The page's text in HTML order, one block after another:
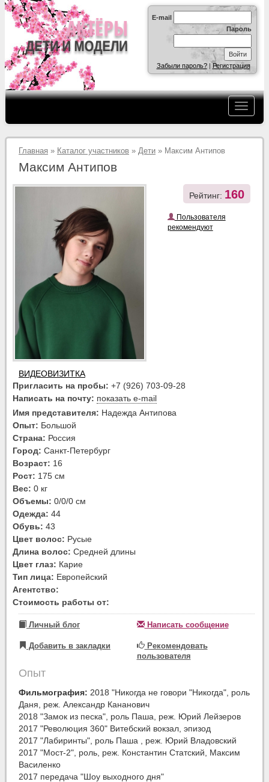
E-mail
Пароль
Забыли пароль?|Регистрация
Главная » Каталог участников » Дети » Максим Антипов
Максим Антипов
ВИДЕОВИЗИТКА
Рейтинг: 160
Пользователя
рекомендуют
Пригласить на пробы: +7 (926) 703-09-28
Написать на почту: показать e-mail
Имя представителя: Надежда Антипова
Опыт: Большой
Страна: Россия
Город: Санкт-Петербург
Возраст: 16
Рост: 175 см
Вес: 0 кг
Объемы: 0/0/0 см
Одежда: 44
Обувь: 43
Цвет волос: Русые
Длина волос: Средней длины
Цвет глаз: Карие
Тип лица: Европейский
Агентство:
Стоимость работы от:
Личный блог Написать сообщение
Добавить в закладки
Рекомендовать
пользователя
Опыт
Фильмография: 2018 "Никогда не говори "Никогда", роль
Даня, реж. Александр Кананович
2018 "Замок из песка", роль Паша, реж. Юрий Лейзеров
2017 "Революция 360" Витебский вокзал, эпизод
2017 "Лабиринты", роль Паша , реж. Юрий Владовский
2017 "Мост-2", роль, реж. Константин Статский, Максим
Василенко
2017 передача "Шоу выходного дня"